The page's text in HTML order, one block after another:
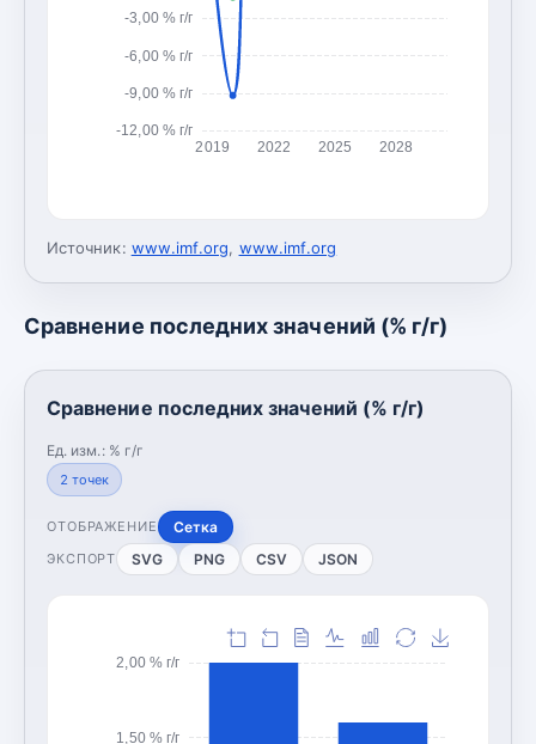
-12,00 % г/г
-9,00 % г/г
-6,00 % г/г
-3,00 % г/г
2019 2022 2025 2028
Источник: www.imf.org, www.imf.org
Сравнение последних значений (% г/г)
Сравнение последних значений (% г/г)
Ед. изм.: % г/г
2 точек
ОТОБРАЖЕНИЕ Сетка
ЭКСПОРТ SVG PNG CSV JSON
1,50 % г/г
2,00 % г/г